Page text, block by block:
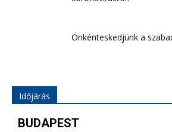
Önkénteskedjünk a
Időjárás
BUDAPEST